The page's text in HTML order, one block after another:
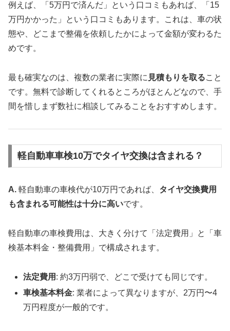
例えば、「5万円で済んだ」という口コミもあれば、「15
万円かかった」という口コミもあります。これは、車の状
態や、どこまで整備を依頼したかによって金額が変わるた
めです。
最も確実なのは、複数の業者に実際に 見積もりを取ること
です。無料で診断してくれるところがほとんどなので、手
間を惜しまず数社に相談してみることをおすすめします。
軽自動車車検10万でタイヤ交換は含まれる？
A. 軽自動車の車検代が10万円であれば、 タイヤ交換費用
も含まれる可能性は十分に高いです。
軽自動車の車検費用は、大きく分けて「法定費用」と「車
検基本料金・整備費用」で構成されます。
法定費用 : 約3万円弱で、どこで受けても同じです。
車検基本料金: 業者によって異なりますが、2万円〜4
万円程度が一般的です。